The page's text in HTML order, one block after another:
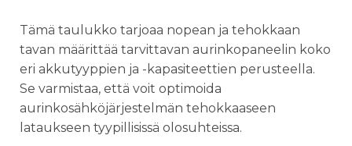
Tämä taulukko tarjoaa nopean ja tehokkaan
tavan määrittää tarvittavan aurinkopaneelin koko
eri akkutyyppien ja -kapasiteettien perusteella.
Se varmistaa, että voit optimoida
aurinkosähköjärjestelmän tehokkaaseen
lataukseen tyypillisissä olosuhteissa.